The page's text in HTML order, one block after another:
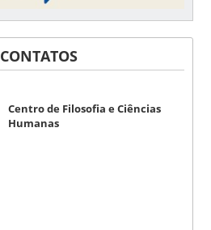
CONTATOS
Centro de Filosofia e Ciências
Humanas